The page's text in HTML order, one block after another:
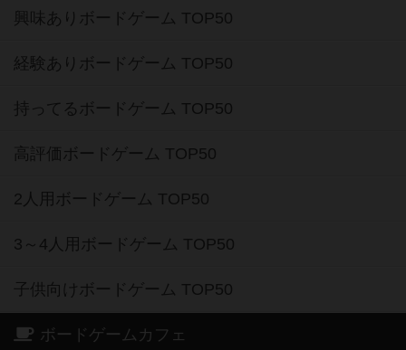
興味ありボードゲーム TOP50
経験ありボードゲーム TOP50
持ってるボードゲーム TOP50
高評価ボードゲーム TOP50
2人用ボードゲーム TOP50
3～4人用ボードゲーム TOP50
子供向けボードゲーム TOP50
ボードゲームカフェ